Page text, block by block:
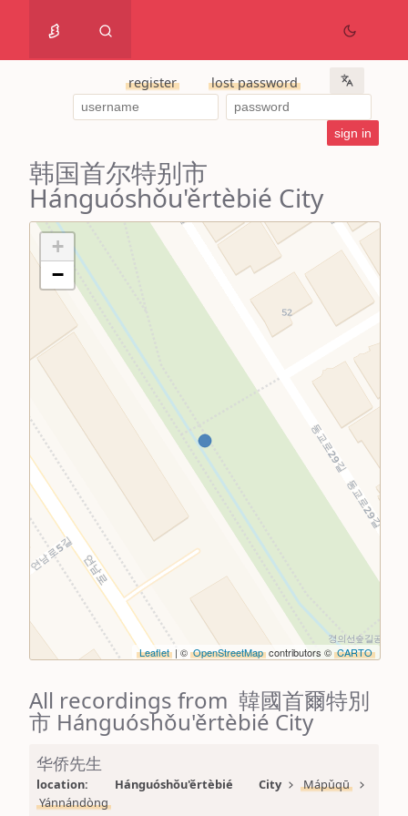
register lost password
韩国首尔特别市
Hánguóshǒu'ěrtèbié City
+
−
Leaflet | © OpenStreetMap contributors © CARTO
All recordings from 韓國首爾特別
市 Hánguóshǒu'ěrtèbié City
华侨先生
location: Hánguóshǒu'ěrtèbié City
Mápǔqū
Yánnándòng